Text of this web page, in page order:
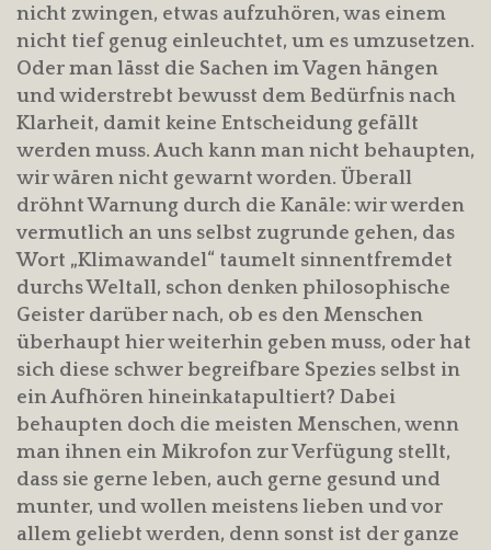
nicht zwingen, etwas aufzuhören, was einem
nicht tief genug einleuchtet, um es umzusetzen.
Oder man lässt die Sachen im Vagen hängen
und widerstrebt bewusst dem Bedürfnis nach
Klarheit, damit keine Entscheidung gefällt
werden muss. Auch kann man nicht behaupten,
wir wären nicht gewarnt worden. Überall
dröhnt Warnung durch die Kanäle: wir werden
vermutlich an uns selbst zugrunde gehen, das
Wort „Klimawandel“ taumelt sinnentfremdet
durchs Weltall, schon denken philosophische
Geister darüber nach, ob es den Menschen
überhaupt hier weiterhin geben muss, oder hat
sich diese schwer begreifbare Spezies selbst in
ein Aufhören hineinkatapultiert? Dabei
behaupten doch die meisten Menschen, wenn
man ihnen ein Mikrofon zur Verfügung stellt,
dass sie gerne leben, auch gerne gesund und
munter, und wollen meistens lieben und vor
allem geliebt werden, denn sonst ist der ganze